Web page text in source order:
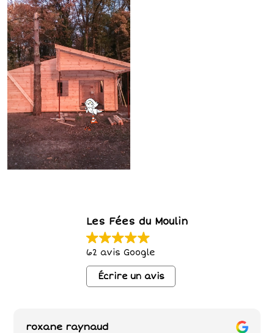
Les Fées du Moulin
62 avis Google
Écrire un avis
roxane raynaud